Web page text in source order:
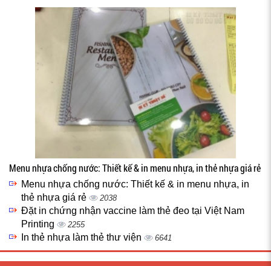
Menu nhựa chống nước: Thiết kế & in menu nhựa, in thẻ nhựa giá rẻ
Menu nhựa chống nước: Thiết kế & in menu nhựa, in
thẻ nhựa giá rẻ
2038
Đặt in chứng nhận vaccine làm thẻ đeo tại Việt Nam
Printing
2255
In thẻ nhựa làm thẻ thư viện 6641